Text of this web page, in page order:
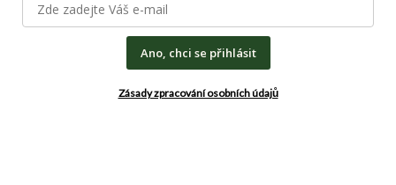
CHCI SPECIÁLNÍ VÝHODY
Zásady zpracování osobních údajů
Ano, chci se přihlásit
Zásady zpracování osobních údajů